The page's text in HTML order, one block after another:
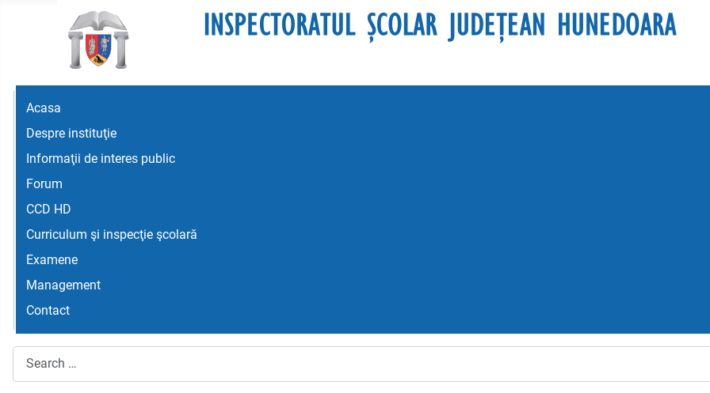
Acasa
Despre instituţie
Informaţii de interes public
Forum
CCD HD
Curriculum şi inspecţie şcolară
Examene
Management
Contact